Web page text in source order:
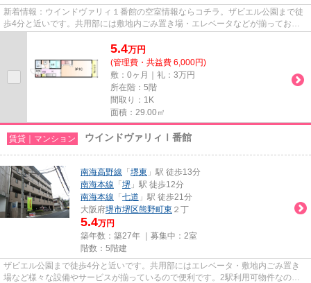
新着情報：ウインドヴァリィ１番館の空室情報ならコチラ。ザビエル公園まで徒
歩4分と近いです。共用部には敷地内ごみ置き場・エレベータなどが揃っており
5.4万円
(管理費・共益費 6,000円)
敷：0ヶ月｜礼：3万円
所在階：5階
間取り：1K
面積：29.00㎡
賃貸｜マンション ウインドヴァリィⅠ番館
南海高野線 「 堺東 」駅 徒歩13分
南海本線 「 堺 」駅 徒歩12分
南海本線 「 七道 」駅 徒歩21分
大阪府堺市堺区熊野町東 ２丁
5.4万円
築年数：築27年 ｜募集中： 2室
階数：5階建
ザビエル公園まで徒歩4分と近いです。共用部にはエレベータ・敷地内ごみ置き
場など様々な設備やサービスが揃っているので便利です。2駅利用可物件なの